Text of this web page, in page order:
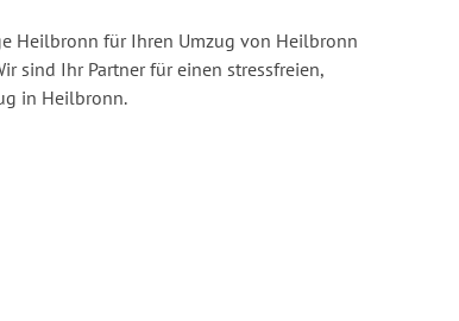
Heilbronn für Ihren Umzug von Heilbronn
sind Ihr Partner für einen stressfreien,
in Heilbronn.